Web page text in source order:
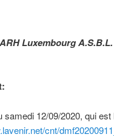
Luxembourg A.S.B.L.
samedi 12/09/2020, qui
cnt/